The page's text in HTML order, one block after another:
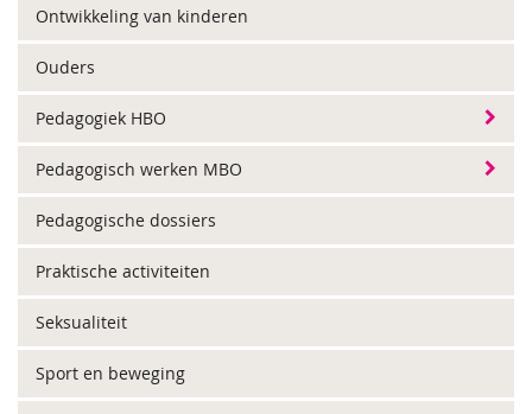
Ontwikkeling van kinderen
Ouders
Pedagogiek HBO
Pedagogisch werken MBO
Pedagogische dossiers
Praktische activiteiten
Seksualiteit
Sport en beweging